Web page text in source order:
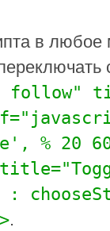
в
follow"
% 20
:
.